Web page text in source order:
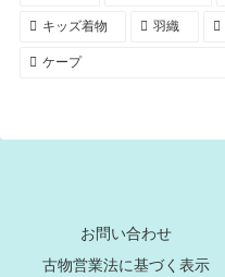
キッズ着物 羽織
ケープ
お問い合わせ
古物営業法に基づく表示